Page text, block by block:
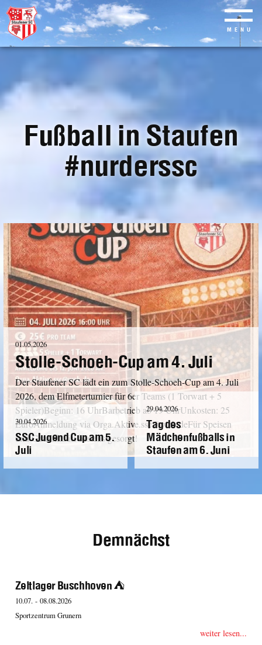
Skip
content
MENU
Fußball in Staufen
#nurderssc
01.05.2026
Stolle-Schoeh-Cup am 4. Juli
Der Staufener SC lädt ein zum Stolle-Schoeh-Cup am 4. Juli
2026, dem Elfmeterturnier für 6er Teams (1 Torwart + 5
Spieler)Beginn: 16 UhrBarbetrieb ab 19 UhrUnkosten: 25
EuroAnmeldung via Orga.Aktive.ssc@web.deFür Speisen
und Getränke ist bestens gesorgt!
30.04.2026
SSC Jugend Cup am 5.
Juli
29.04.2026
Tag des
Mädchenfußballs in
Staufen am 6. Juni
Demnächst
Zeltlager Buschhoven ⛺️
10.07. - 08.08.2026
Sportzentrum Grunern
weiter lesen...